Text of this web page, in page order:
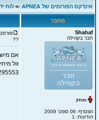
אינדקס הפורומים של APNEA -> לוח
מחבר
Shahaf
חבר בקהילה
הצטרף: 06 ספט' 2009
הודעות: 1
פורסם: ראשון,
??
אם
זול